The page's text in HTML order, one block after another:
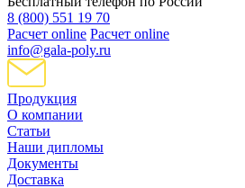
8 (800) 551 19 70
Расчет online Расчет online
info@gala-poly.ru
Продукция
О компании
Статьи
Наши дипломы
Документы
Доставка